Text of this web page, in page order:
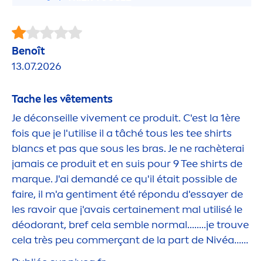
Benoît
13.07.2026
Tache les vêtements
Je déconseille vivement ce produit. C'est la 1ère
fois que je l'utilise il a tâché tous les tee shirts
blancs et pas que sous les bras. Je ne rachèterai
jamais ce produit et en suis pour 9 Tee shirts de
marque. J'ai demandé ce qu'il était possible de
faire, il m'a gentiment été répondu d'essayer de
les ravoir que j'avais certainement mal utilisé le
déodorant, bref cela semble normal........je trouve
cela très peu commerçant de la part de Nivéa......